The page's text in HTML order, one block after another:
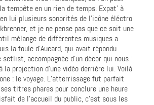
tempête en un rien de temps. Expat’ à
lui plusieurs sonorités de l’icône éléctro
et je ne pense pas que ce soit une
mélange de différentes musiques a
la foule d’Aucard, qui avait répondu
accompagnée d’un décor qui nous
la projection d’une vidéo derrière lui. Voilà
: le voyage. L’atterrissage fut parfait
ses titres phares pour conclure une heure
de l’accueil du public, c’est sous les